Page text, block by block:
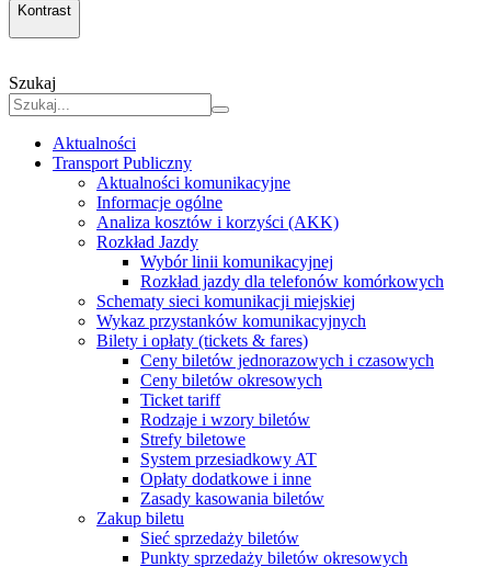
Kontrast
Szukaj
Aktualności
Transport Publiczny
Aktualności komunikacyjne
Informacje ogólne
Analiza kosztów i korzyści (AKK)
Rozkład Jazdy
Wybór linii komunikacyjnej
Rozkład jazdy dla telefonów komórkowych
Schematy sieci komunikacji miejskiej
Wykaz przystanków komunikacyjnych
Bilety i opłaty (tickets & fares)
Ceny biletów jednorazowych i czasowych
Ceny biletów okresowych
Ticket tariff
Rodzaje i wzory biletów
Strefy biletowe
System przesiadkowy AT
Opłaty dodatkowe i inne
Zasady kasowania biletów
Zakup biletu
Sieć sprzedaży biletów
Punkty sprzedaży biletów okresowych